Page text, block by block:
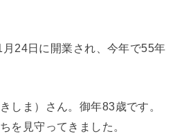
24日に開業され、今年で55年
しま）さん。御年83歳です。
を見守ってきました。